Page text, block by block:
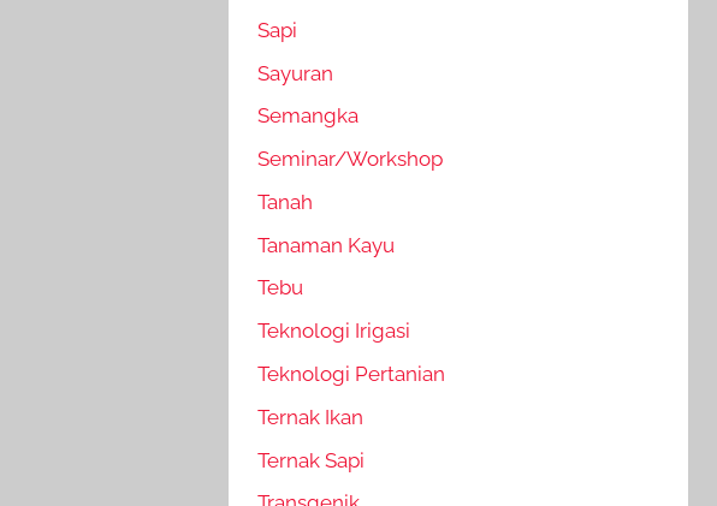
Sapi
Sayuran
Semangka
Seminar/Workshop
Tanah
Tanaman Kayu
Tebu
Teknologi Irigasi
Teknologi Pertanian
Ternak Ikan
Ternak Sapi